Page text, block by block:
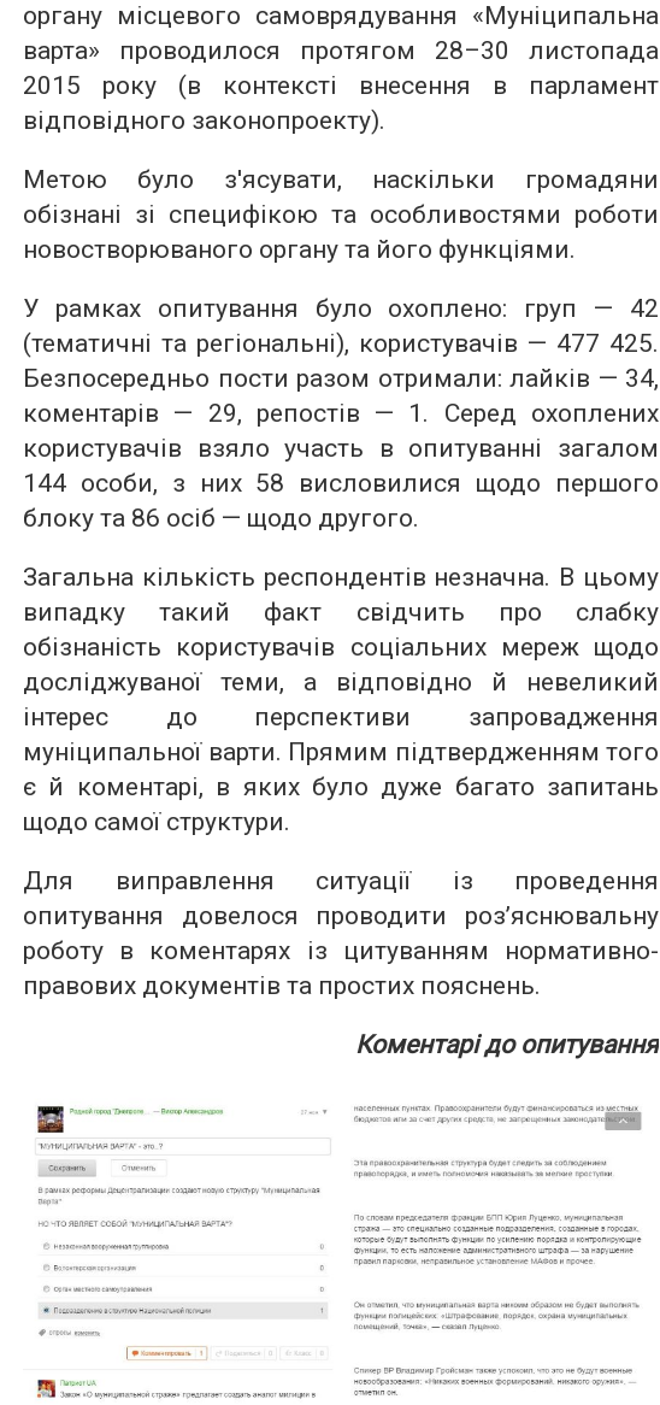
органу місцевого самоврядування «Муніципальна
варта» проводилося протягом 28–30 листопада
2015 року (в контексті внесення в парламент
відповідного законопроекту).
Метою було з'ясувати, наскільки громадяни
обізнані зі специфікою та особливостями роботи
новостворюваного органу та його функціями.
У рамках опитування було охоплено: груп — 42
(тематичні та регіональні), користувачів — 477 425.
Безпосередньо пости разом отримали: лайків — 34,
коментарів — 29, репостів — 1. Серед охоплених
користувачів взяло участь в опитуванні загалом
144 особи, з них 58 висловилися щодо першого
блоку та 86 осіб — щодо другого.
Загальна кількість респондентів незначна. В цьому
випадку такий факт свідчить про слабку
обізнаність користувачів соціальних мереж щодо
досліджуваної теми, а відповідно й невеликий
інтерес до перспективи запровадження
муніципальної варти. Прямим підтвердженням того
є й коментарі, в яких було дуже багато запитань
щодо самої структури.
Для виправлення ситуації із проведення
опитування довелося проводити роз’яснювальну
роботу в коментарях із цитуванням нормативно-
правових документів та простих пояснень.
Коментарі до опитування